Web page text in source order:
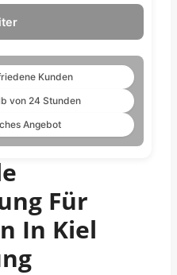
Kunden
von 24 Stunden
Angebot
Für
In Kiel